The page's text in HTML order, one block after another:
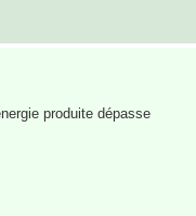
produite dépasse